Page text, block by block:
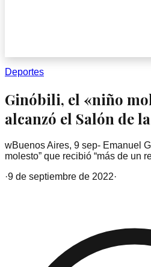
Deportes
Ginóbili, el «niño
alcanzó el Salón de
wBuenos Aires, 9 sep- Emanuel
molesto” que recibió “más de un
·9 de septiembre de 2022·